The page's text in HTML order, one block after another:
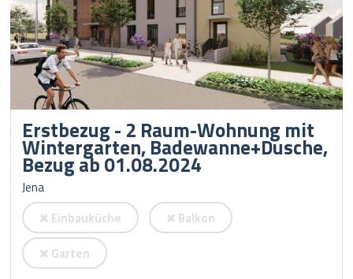
Erstbezug - 2 Raum-Wohnung mit
Wintergarten, Badewanne+Dusche,
Bezug ab 01.08.2024
Jena
Einbauküche
Balkon
Garten